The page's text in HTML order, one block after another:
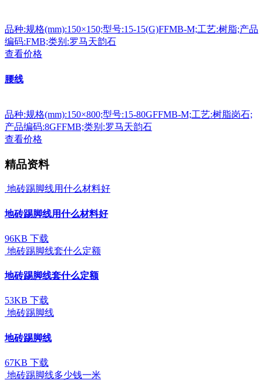
品种:规格(mm):150×150;型号:15-15(G)FFMB-M;工艺:树脂;产品
编码:FMB;类别:罗马天韵石
查看价格
腰线
品种:规格(mm):150×800;型号:15-80GFFMB-M;工艺:树脂岗石;
产品编码:8GFFMB;类别:罗马天韵石
查看价格
精品资料
地砖踢脚线用什么材料好
地砖踢脚线用什么材料好
96KB 下载
地砖踢脚线套什么定额
地砖踢脚线套什么定额
53KB
下载
地砖踢脚线
地砖踢脚线
67KB 下载
地砖踢脚线多少钱一米